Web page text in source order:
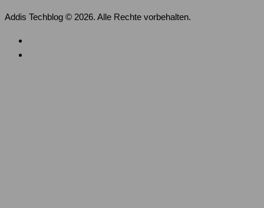
Addis Techblog © 2026. Alle Rechte vorbehalten.